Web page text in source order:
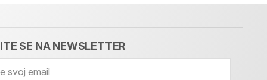
SE NA NEWSLETTER